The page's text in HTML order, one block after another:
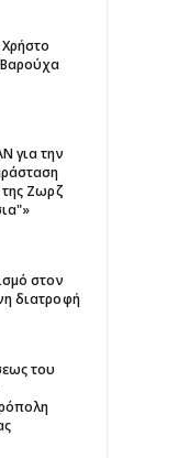
για την
Ζωρζ
στον
διατροφή
του